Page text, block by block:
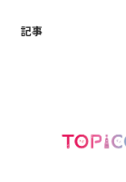
記事